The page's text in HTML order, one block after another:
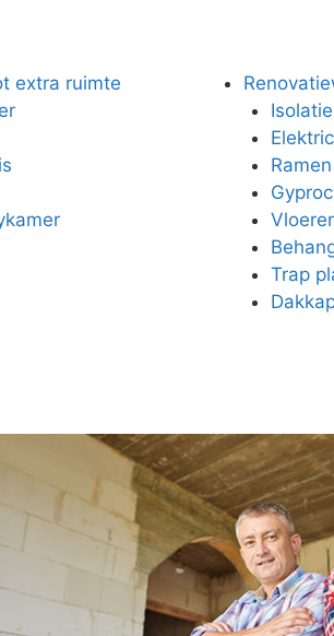
extra ruimte
Isolatie
Trap